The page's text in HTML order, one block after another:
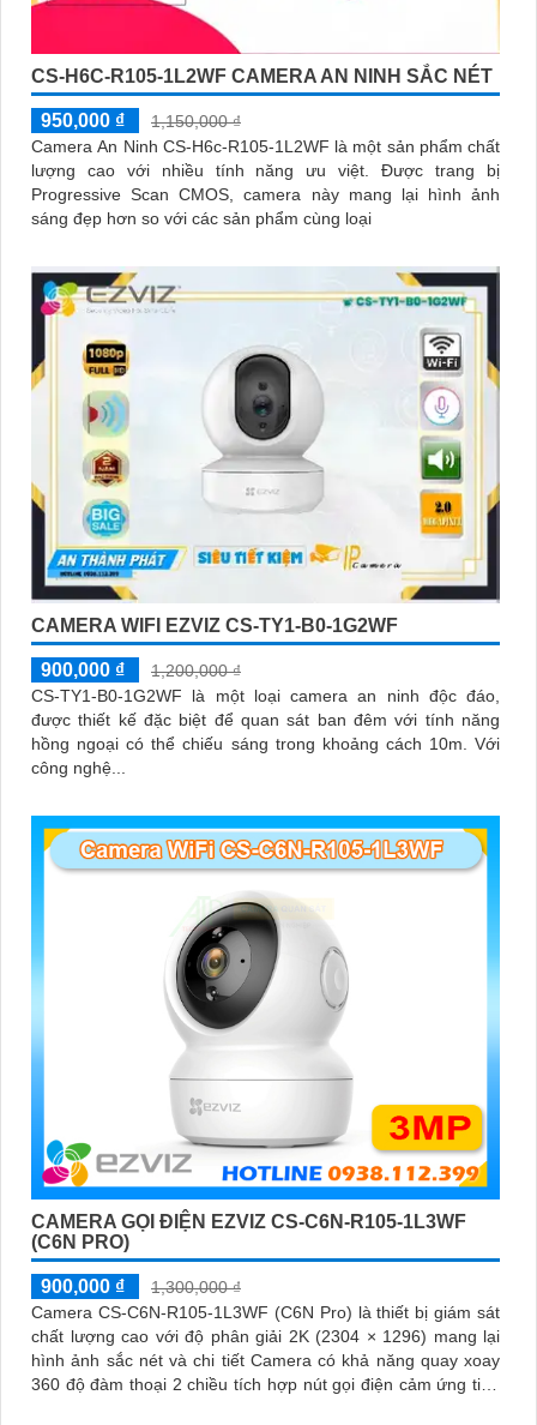
CS-H6C-R105-1L2WF CAMERA AN NINH SẮC NÉT
950,000 ₫
1,150,000 ₫
Camera An Ninh CS-H6c-R105-1L2WF là một sản phẩm chất
lượng cao với nhiều tính năng ưu việt. Được trang bị
Progressive Scan CMOS, camera này mang lại hình ảnh
sáng đẹp hơn so với các sản phẩm cùng loại
CAMERA WIFI EZVIZ CS-TY1-B0-1G2WF
900,000 ₫
1,200,000 ₫
CS-TY1-B0-1G2WF là một loại camera an ninh độc đáo,
được thiết kế đặc biệt để quan sát ban đêm với tính năng
hồng ngoại có thể chiếu sáng trong khoảng cách 10m. Với
công nghệ...
CAMERA GỌI ĐIỆN EZVIZ CS-C6N-R105-1L3WF
(C6N PRO)
900,000 ₫
1,300,000 ₫
Camera CS-C6N-R105-1L3WF (C6N Pro) là thiết bị giám sát
chất lượng cao với độ phân giải 2K (2304 × 1296) mang lại
hình ảnh sắc nét và chi tiết Camera có khả năng quay xoay
360 độ đàm thoại 2 chiều tích hợp nút gọi điện cảm ứng tiện